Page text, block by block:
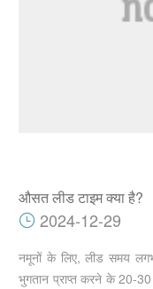
औसत लीड टाइम क्या है?
2024-12-29
नमूनों के लिए, लीड समय
भुगतान प्राप्त करने के 20-30